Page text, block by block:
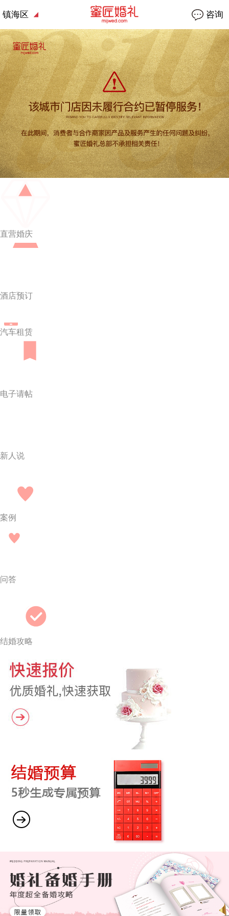
镇海区 咨询
直营婚庆
酒店预订
汽车租赁
电子请帖
新人说
案例
问答
结婚攻略